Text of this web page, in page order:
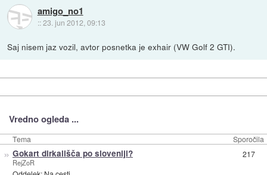
amigo_no1
::23. jun 2012, 09:13
Saj nisem jaz vozil, avtor posnetka je exhair (VW Golf 2 GTI).
Vredno ogleda ...
Tema Sporočila
» Gokart dirkališča po sloveniji?
RejZoR
217